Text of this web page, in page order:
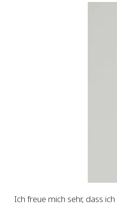
Ich freue mich sehr, dass